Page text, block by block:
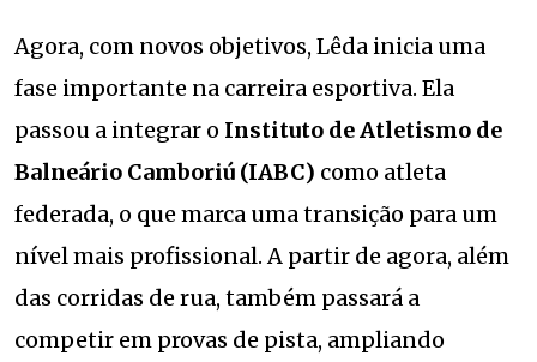
Agora, com novos objetivos, Lêda inicia uma
fase importante na carreira esportiva. Ela
passou a integrar o Instituto de Atletismo de
Balneário Camboriú (IABC) como atleta
federada, o que marca uma transição para um
nível mais profissional. A partir de agora, além
das corridas de rua, também passará a
competir em provas de pista, ampliando